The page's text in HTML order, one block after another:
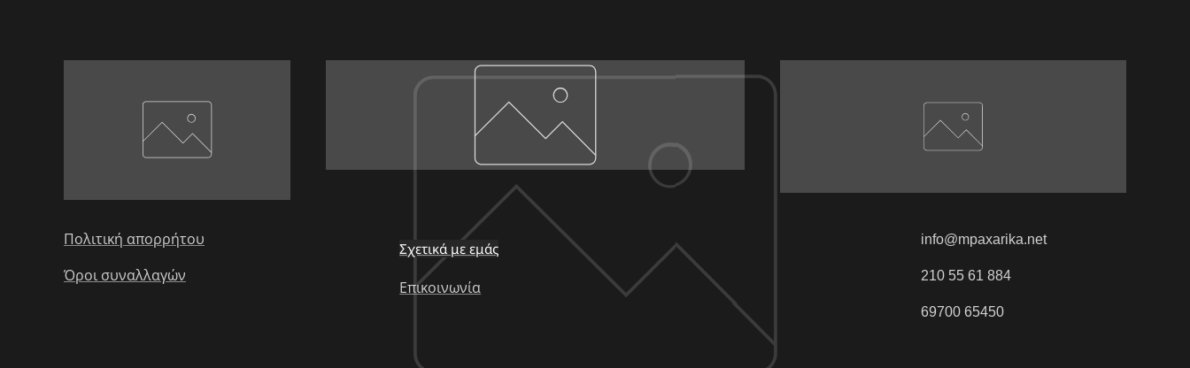
Πολιτική απορρήτου
Όροι συναλλαγών
Σχετικά με εμάς
Επικοινωνία
info@mpaxarika.net
210 55 61 884
69700 65450